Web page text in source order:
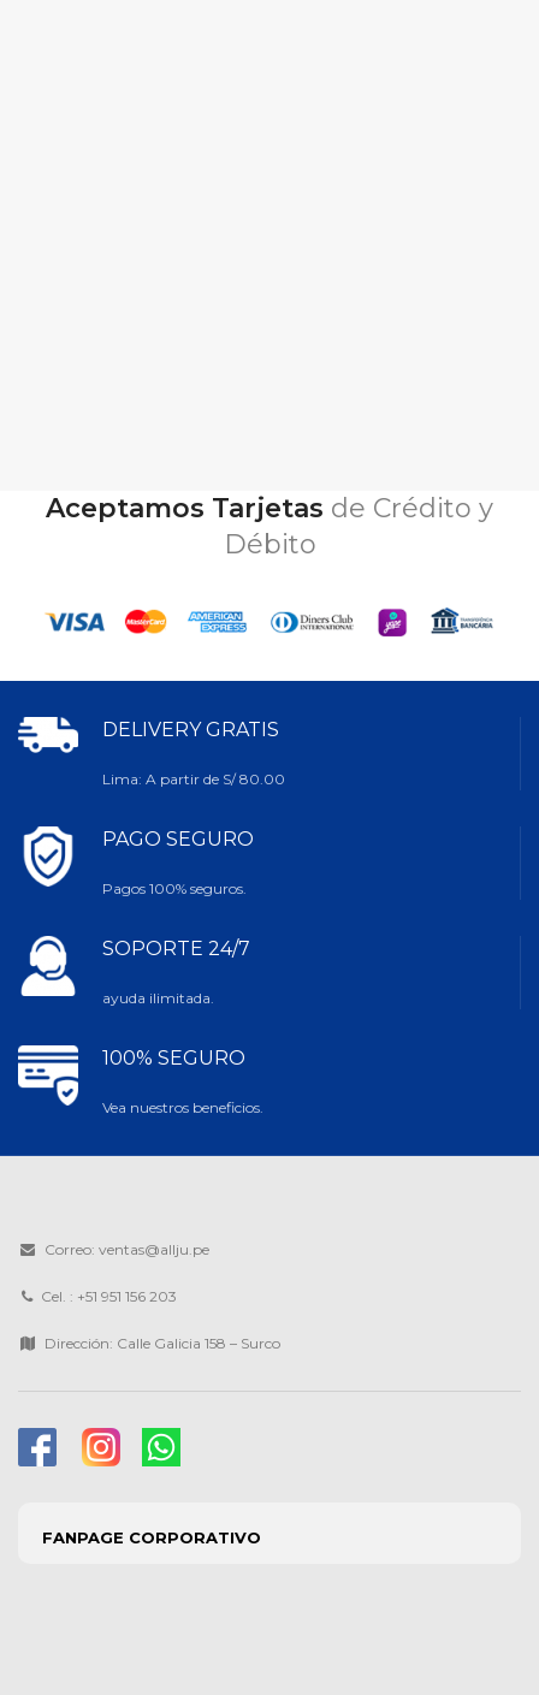
Aceptamos Tarjetas de Crédito y
Débito
DELIVERY GRATIS
Lima: A partir de S/ 80.00
PAGO SEGURO
Pagos 100% seguros.
SOPORTE 24/7
ayuda ilimitada.
100% SEGURO
Vea nuestros beneficios.
Correo: ventas@allju.pe
Cel. : +51 951 156 203
Dirección: Calle Galicia 158 – Surco
FANPAGE CORPORATIVO